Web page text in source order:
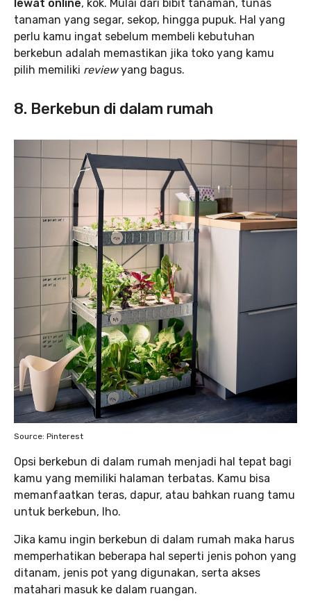
lewat online, kok. Mulai dari bibit tanaman, tunas
tanaman yang segar, sekop, hingga pupuk. Hal yang
perlu kamu ingat sebelum membeli kebutuhan
berkebun adalah memastikan jika toko yang kamu
pilih memiliki reviewyang bagus.
8. Berkebun di dalam rumah
Source: Pinterest
Opsi berkebun di dalam rumah menjadi hal tepat bagi
kamu yang memiliki halaman terbatas. Kamu bisa
memanfaatkan teras, dapur, atau bahkan ruang tamu
untuk berkebun, lho.
Jika kamu ingin berkebun di dalam rumah maka harus
memperhatikan beberapa hal seperti jenis pohon yang
ditanam, jenis pot yang digunakan, serta akses
matahari masuk ke dalam ruangan.